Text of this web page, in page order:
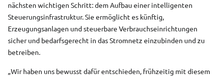
nächsten wichtigen Schritt: dem Aufbau einer intelligenten
Steuerungsinfrastruktur. Sie ermöglicht es künftig,
Erzeugungsanlagen und steuerbare Verbrauchseinrichtungen
sicher und bedarfsgerecht in das Stromnetz einzubinden und zu
betreiben.
„Wir haben uns bewusst dafür entschieden, frühzeitig mit diesem
Hoher Kontrast